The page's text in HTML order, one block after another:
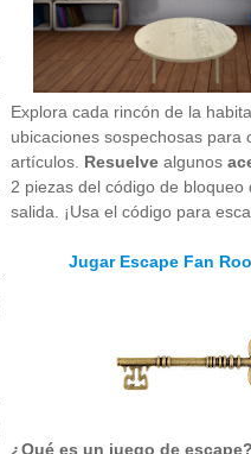
Explora cada rincón de la
ubicaciones sospechosas para
artículos. Resuelve algunos
2 piezas del código de bloqueo
salida. ¡Usa el código para
Jugar Escape Fan
¿Qué es un juego de escape?